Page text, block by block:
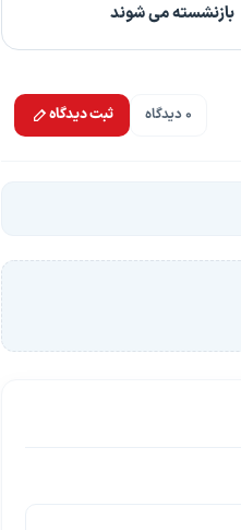
بازنشسته می شوند
0 دیدگاه ثبت دیدگاه